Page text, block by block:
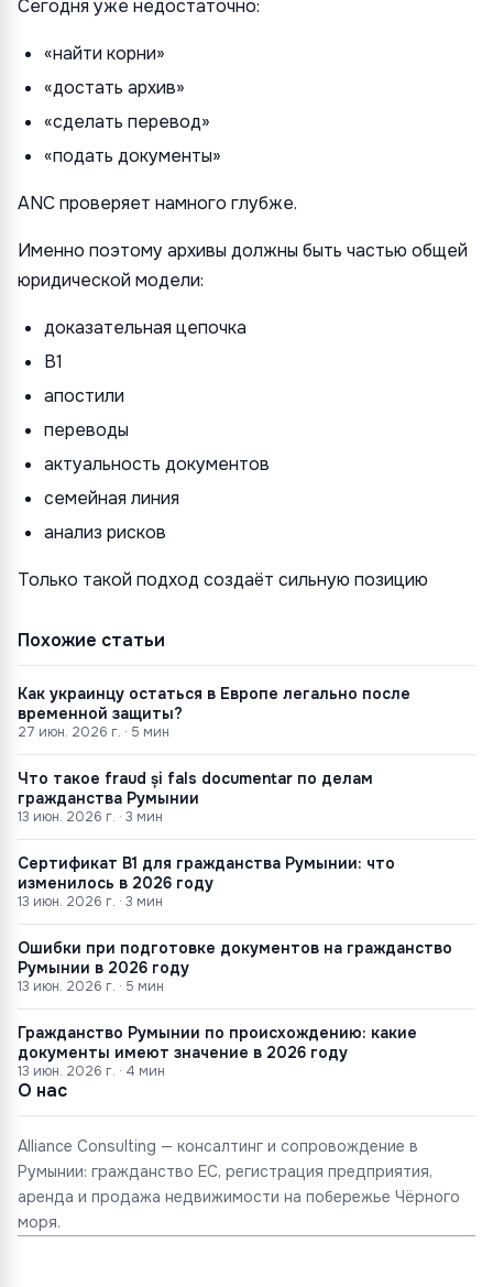
Сегодня уже недостаточно:
«найти корни»
«достать архив»
«сделать перевод»
«подать документы»
ANC проверяет намного глубже.
Именно поэтому архивы должны быть частью общей
юридической модели:
доказательная цепочка
B1
апостили
переводы
актуальность документов
семейная линия
анализ рисков
Только такой подход создаёт сильную позицию
Похожие статьи
Как украинцу остаться в Европе легально после
временной защиты?
27 июн. 2026 г. · 5 мин
Что такое fraud și fals documentar по делам
гражданства Румынии
13 июн. 2026 г. · 3 мин
Сертификат B1 для гражданства Румынии: что
изменилось в 2026 году
13 июн. 2026 г. · 3 мин
Ошибки при подготовке документов на гражданство
Румынии в 2026 году
13 июн. 2026 г. · 5 мин
Гражданство Румынии по происхождению: какие
документы имеют значение в 2026 году
13 июн. 2026 г. · 4 мин
О нас
Alliance Consulting — консалтинг и сопровождение в
Румынии: гражданство ЕС, регистрация предприятия,
аренда и продажа недвижимости на побережье Чёрного
моря.